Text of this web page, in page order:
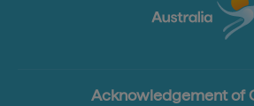
Acknowledgement of